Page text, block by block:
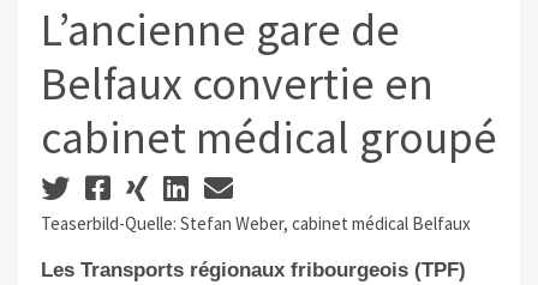
L’ancienne gare de
Belfaux convertie en
cabinet médical groupé
Teaserbild-Quelle: Stefan Weber, cabinet médical Belfaux
Les Transports régionaux fribourgeois (TPF)